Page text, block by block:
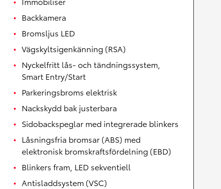
Backkamera
Bromsljus LED
Vägskyltsigenkänning (RSA)
Nyckelfritt lås- och tändningssystem,
Smart Entry/Start
Parkeringsbroms elektrisk
Nackskydd bak justerbara
Sidobackspeglar med integrerade blinkers
Låsningsfria bromsar (ABS) med
elektronisk bromskraftsfördelning (EBD)
Blinkers fram, LED sekventiell
Antisladdsystem (VSC)